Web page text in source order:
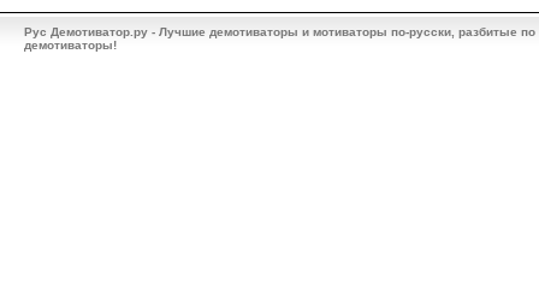
Рус Демотиватор.ру - Лучшие демотиваторы и мотиваторы по-русски, разбитые
демотиваторы!